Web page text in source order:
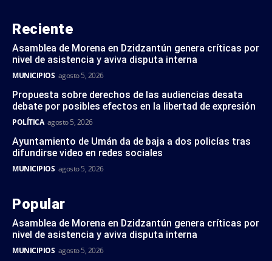
Reciente
Asamblea de Morena en Dzidzantún genera críticas por
nivel de asistencia y aviva disputa interna
MUNICIPIOS agosto 5, 2026
Propuesta sobre derechos de las audiencias desata
debate por posibles efectos en la libertad de expresión
POLÍTICA agosto 5, 2026
Ayuntamiento de Umán da de baja a dos policías tras
difundirse video en redes sociales
MUNICIPIOS agosto 5, 2026
Popular
Asamblea de Morena en Dzidzantún genera críticas por
nivel de asistencia y aviva disputa interna
MUNICIPIOS agosto 5, 2026